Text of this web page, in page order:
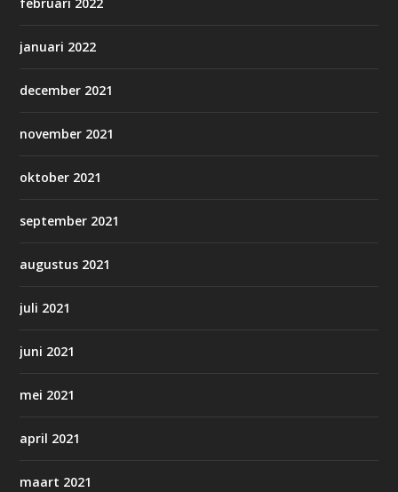
januari 2022
december 2021
november 2021
oktober 2021
september 2021
augustus 2021
juli 2021
juni 2021
mei 2021
april 2021
maart 2021